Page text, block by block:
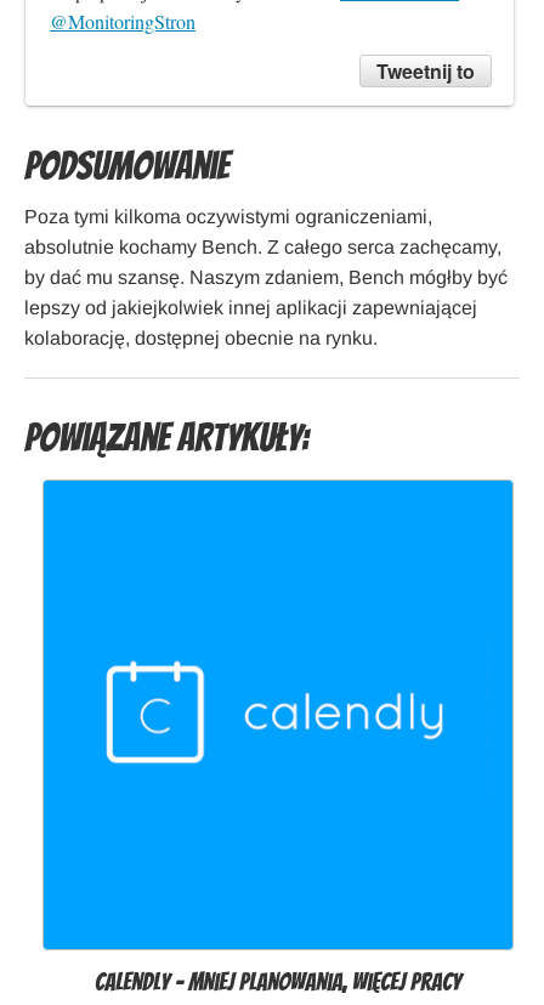
@MonitoringStron
Tweetnij to
Podsumowanie
Poza tymi kilkoma oczywistymi ograniczeniami,
absolutnie kochamy Bench. Z całego serca zachęcamy,
by dać mu szansę. Naszym zdaniem, Bench mógłby być
lepszy od jakiejkolwiek innej aplikacji zapewniającej
kolaborację, dostępnej obecnie na rynku.
Powiązane artykuły:
Calendly - mniej planowania, więcej pracy